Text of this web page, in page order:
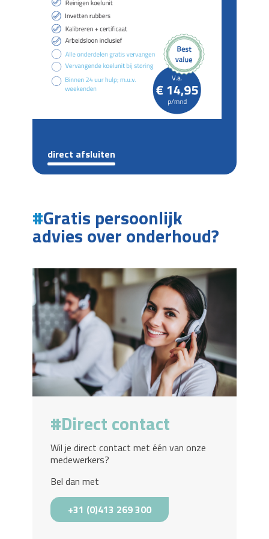
direct afsluiten
Gratis persoonlijk
advies over onderhoud?
Direct contact
Wil je direct contact met één van onze
medewerkers?
Bel dan met
+31 (0)413 269 300